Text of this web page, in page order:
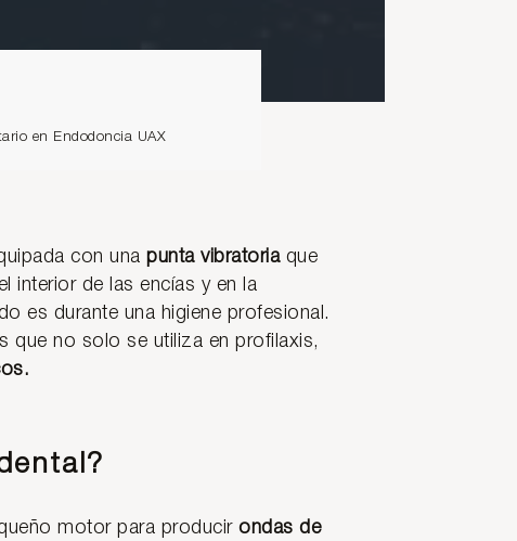
en Endodoncia UAX
con una punta vibratoriaque
interior de las encías y en la
es durante una higiene profesional.
que no solo se utiliza en profilaxis,
motor para producirondas de